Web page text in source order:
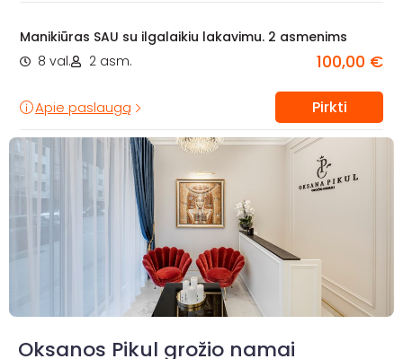
Manikiūras SAU su ilgalaikiu lakavimu. 2 asmenims
8 val.
2 asm. 100,00 €
Apie paslaugą Pirkti
Oksanos Pikul grožio namai